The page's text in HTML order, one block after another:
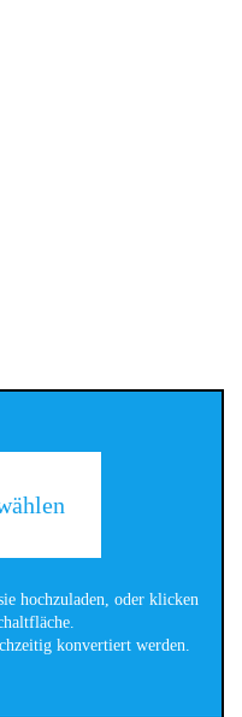
hochzuladen, oder klicken
konvertiert werden.